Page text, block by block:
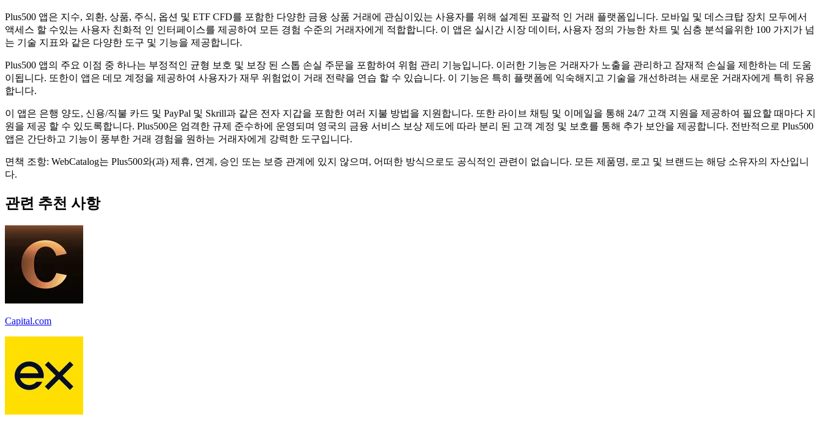
Plus500 앱은 지수, 외환, 상품, 주식, 옵션 및 ETF CFD를 포함한 다양한 금융 상품 거래에 관심이있는 사용자를 위해 설계된 포괄적 인 거래 플랫폼입니다. 모바일 및 데스크탑 장치 모두에서
액세스 할 수있는 사용자 친화적 인 인터페이스를 제공하여 모든 경험 수준의 거래자에게 적합합니다. 이 앱은 실시간 시장 데이터, 사용자 정의 가능한 차트 및 심층 분석을위한 100 가지가 넘
는 기술 지표와 같은 다양한 도구 및 기능을 제공합니다.
Plus500 앱의 주요 이점 중 하나는 부정적인 균형 보호 및 보장 된 스톱 손실 주문을 포함하여 위험 관리 기능입니다. 이러한 기능은 거래자가 노출을 관리하고 잠재적 손실을 제한하는 데 도움
이됩니다. 또한이 앱은 데모 계정을 제공하여 사용자가 재무 위험없이 거래 전략을 연습 할 수 있습니다. 이 기능은 특히 플랫폼에 익숙해지고 기술을 개선하려는 새로운 거래자에게 특히 유용
합니다.
이 앱은 은행 양도, 신용/직불 카드 및 PayPal 및 Skrill과 같은 전자 지갑을 포함한 여러 지불 방법을 지원합니다. 또한 라이브 채팅 및 이메일을 통해 24/7 고객 지원을 제공하여 필요할 때마다 지
원을 제공 할 수 있도록합니다. Plus500은 엄격한 규제 준수하에 운영되며 영국의 금융 서비스 보상 제도에 따라 분리 된 고객 계정 및 보호를 통해 추가 보안을 제공합니다. 전반적으로 Plus500
앱은 간단하고 기능이 풍부한 거래 경험을 원하는 거래자에게 강력한 도구입니다.
면책 조항: WebCatalog는 Plus500와(과) 제휴, 연계, 승인 또는 보증 관계에 있지 않으며, 어떠한 방식으로도 공식적인 관련이 없습니다. 모든 제품명, 로고 및 브랜드는 해당 소유자의 자산입니
다.
관련 추천 사항
Capital.com